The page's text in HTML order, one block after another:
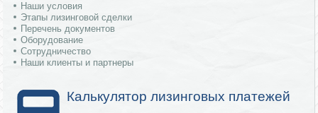
Наши условия
Этапы лизинговой сделки
Перечень документов
Оборудование
Сотрудничество
Наши клиенты и партнеры
Калькулятор лизинговых платежей